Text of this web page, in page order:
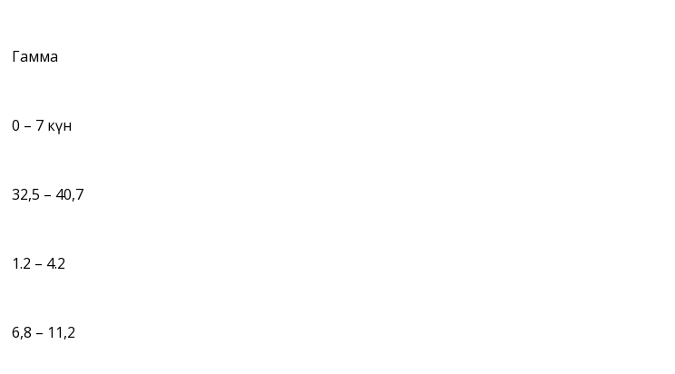
Гамма
0 – 7 күн
32,5 – 40,7
1.2 – 4.2
6,8 – 11,2